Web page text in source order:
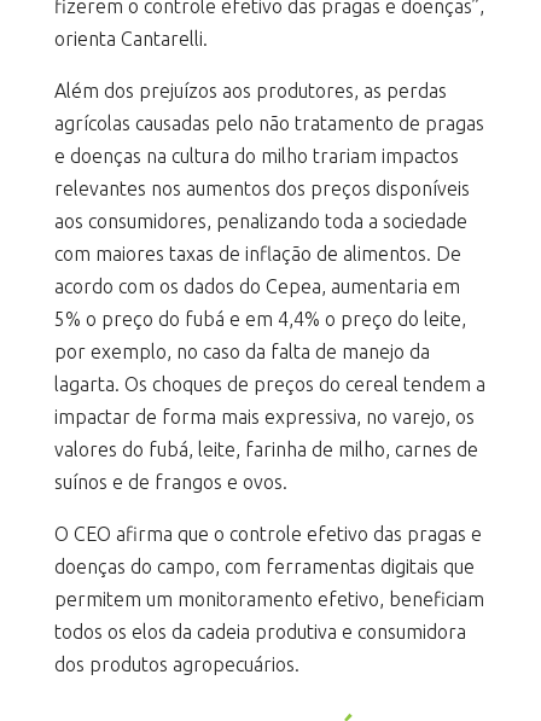
fizerem o controle efetivo das pragas e doenças”,
orienta Cantarelli.
Além dos prejuízos aos produtores, as perdas
agrícolas causadas pelo não tratamento de pragas
e doenças na cultura do milho trariam impactos
relevantes nos aumentos dos preços disponíveis
aos consumidores, penalizando toda a sociedade
com maiores taxas de inflação de alimentos. De
acordo com os dados do Cepea, aumentaria em
5% o preço do fubá e em 4,4% o preço do leite,
por exemplo, no caso da falta de manejo da
lagarta. Os choques de preços do cereal tendem a
impactar de forma mais expressiva, no varejo, os
valores do fubá, leite, farinha de milho, carnes de
suínos e de frangos e ovos.
O CEO afirma que o controle efetivo das pragas e
doenças do campo, com ferramentas digitais que
permitem um monitoramento efetivo, beneficiam
todos os elos da cadeia produtiva e consumidora
dos produtos agropecuários.